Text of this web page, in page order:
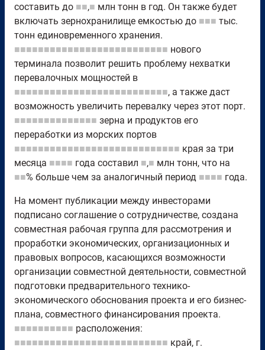
составить до ■■,■ млн тонн в год. Он также будет
включать зернохранилище емкостью до ■■■ тыс.
тонн единовременного хранения.
■■■■■■■■■■■■■■■■■■■■■■■■■■ нового
терминала позволит решить проблему нехватки
перевалочных мощностей в
■■■■■■■■■■■■■■■■■■■■■■■■■■, а также даст
возможность увеличить перевалку через этот порт.
■■■■■■■■■■■■■■ зерна и продуктов его
переработки из морских портов
■■■■■■■■■■■■■■■■■■■■■■■■■■■■ края за три
месяца ■■■■ года составил ■,■ млн тонн, что на
■■% больше чем за аналогичный период ■■■■ года.
На момент публикации между инвесторами
подписано соглашение о сотрудничестве, создана
совместная рабочая группа для рассмотрения и
проработки экономических, организационных и
правовых вопросов, касающихся возможности
организации совместной деятельности, совместной
подготовки предварительного технико-
экономического обоснования проекта и его бизнес-
плана, совместного финансирования проекта.
■■■■■■■■■■ расположения:
■■■■■■■■■■■■■■■■■■■■■■■■■■ край, г.